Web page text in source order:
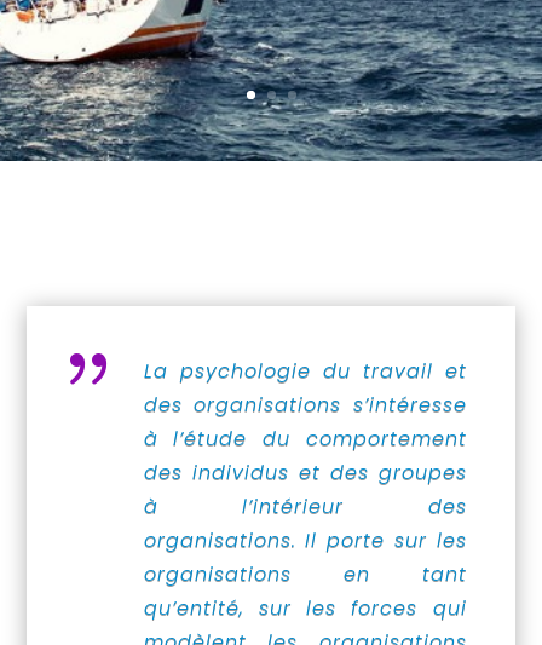
{
La psychologie du travail et
des organisations s’intéresse
à l’étude du comportement
des individus et des groupes
à l’intérieur des
organisations.Il porte sur les
organisations en tant
qu’entité, sur les forces qui